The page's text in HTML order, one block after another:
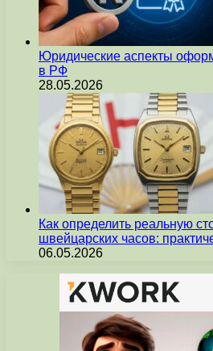
Юридические аспекты
в РФ
28.05.2026
Как определить реальную
швейцарских часов:
06.05.2026